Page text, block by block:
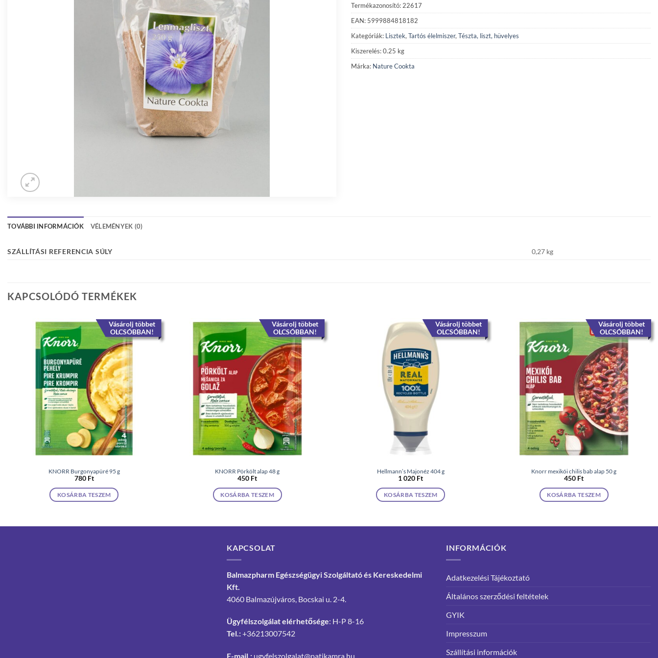
Termékazonosító: 22617
EAN: 5999884818182
Kategóriák: Lisztek, Tartós élelmiszer, Tészta, liszt, hüvelyes
Kiszerelés: 0.25 kg
Márka: Nature Cookta
TOVÁBBI INFORMÁCIÓK VÉLEMÉNYEK (0)
SZÁLLÍTÁSI REFERENCIA SÚLY 0,27 kg
KAPCSOLÓDÓ TERMÉKEK
Vásárolj többet
OLCSÓBBAN!
KNORR Burgonyapüré 95 g
780 Ft
KOSÁRBA TESZEM
Vásárolj többet
OLCSÓBBAN!
KNORR Pörkölt alap 48 g
450 Ft
KOSÁRBA TESZEM
Vásárolj többet
OLCSÓBBAN!
Hellmann’s Majonéz 404 g
1 020 Ft
KOSÁRBA TESZEM
Vásárolj többet
OLCSÓBBAN!
Knorr mexikói chilis bab alap 50 g
450 Ft
KOSÁRBA TESZEM
KAPCSOLAT
Balmazpharm Egészségügyi Szolgáltató és Kereskedelmi
Kft.
4060 Balmazújváros, Bocskai u. 2-4.
Ügyfélszolgálat elérhetősége: H-P 8-16
Tel.:+36213007542
E-mail.: ugyfelszolgalat@patikamra.hu
INFORMÁCIÓK
Adatkezelési Tájékoztató
Általános szerződési feltételek
GYIK
Impresszum
Szállítási információk